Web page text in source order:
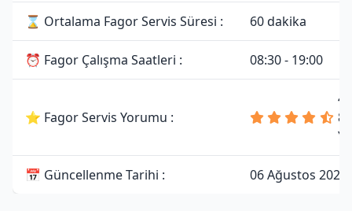
⌛ Ortalama Fagor Servis Süresi : 60 dakika
⏰ Fagor Çalışma Saatleri : 08:30 - 19:00
⭐ Fagor Servis Yorumu :
81
📅 Güncellenme Tarihi : 06 Ağustos 2026